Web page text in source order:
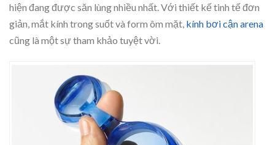
hiện đang được săn lùng nhiều nhất. Với thiết kế tinh tế đơn
giản, mắt kính trong suốt và form ôm mặt, kính bơi cận arena
cũng là một sự tham khảo tuyệt vời.